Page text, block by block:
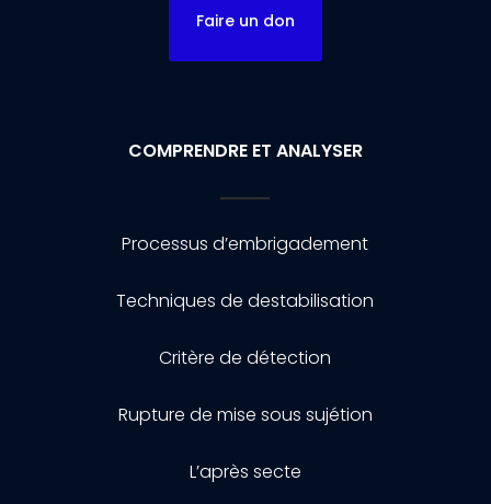
Faire un don
COMPRENDRE ET ANALYSER
Processus d’embrigadement
Techniques de destabilisation
Critère de détection
Rupture de mise sous sujétion
L’après secte